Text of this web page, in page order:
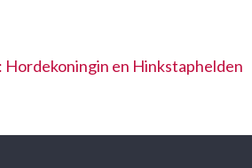
Hordekoningin en Hinkstaphelden